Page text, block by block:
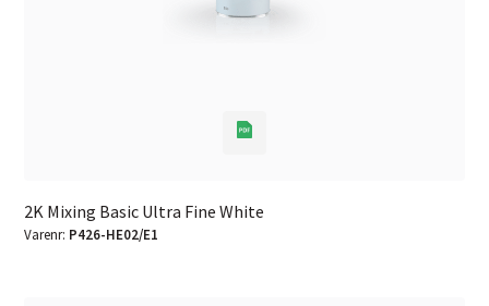
2K Mixing Basic Ultra Fine White
Varenr: P426-HE02/E1